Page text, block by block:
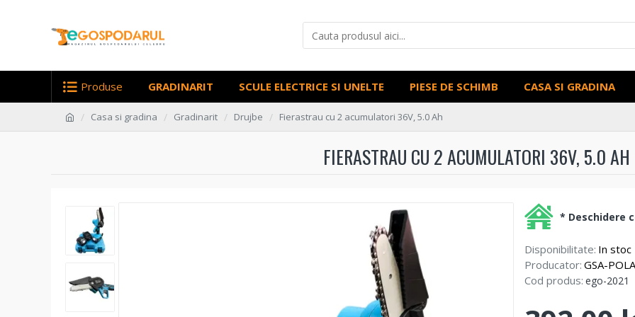
Produse GRADINARIT SCULE ELECTRICE SI UNELTE PIESE DE SCHIMB CASA SI GRADINA
Casa si gradina Gradinarit Drujbe Fierastrau cu 2 acumulatori 36V, 5.0 Ah
FIERASTRAU CU 2 ACUMULATORI 36V, 5.0 AH
Disponibilitate: In stoc
Producator: GSA-
Cod produs: ego-2021
* Deschidere